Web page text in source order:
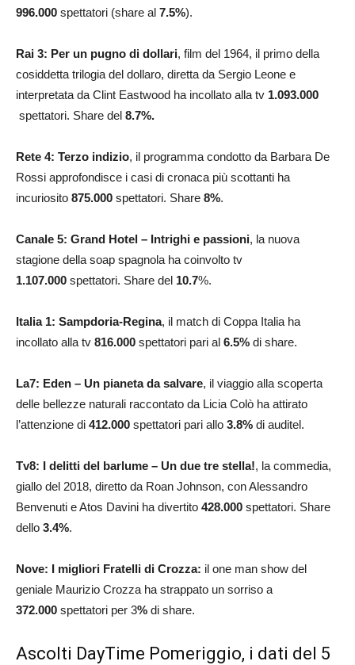
996.000 spettatori (share al 7.5%).
Rai 3: Per un pugno di dollari, film del 1964, il primo della
cosiddetta trilogia del dollaro, diretta da Sergio Leone e
interpretata da Clint Eastwood ha incollato alla tv 1.093.000
spettatori. Share del 8.7%.
Rete 4: Terzo indizio, il programma condotto da Barbara De
Rossi approfondisce i casi di cronaca più scottanti ha
incuriosito 875.000 spettatori. Share 8%.
Canale 5: Grand Hotel – Intrighi e passioni, la nuova
stagione della soap spagnola ha coinvolto tv
1.107.000 spettatori. Share del 10.7%.
Italia 1: Sampdoria-Regina, il match di Coppa Italia ha
incollato alla tv 816.000 spettatori pari al 6.5% di share.
La7: Eden – Un pianeta da salvare, il viaggio alla scoperta
delle bellezze naturali raccontato da Licia Colò ha attirato
l’attenzione di 412.000 spettatori pari allo 3.8% di auditel.
Tv8: I delitti del barlume – Un due tre stella!, la commedia,
giallo del 2018, diretto da Roan Johnson, con Alessandro
Benvenuti e Atos Davini ha divertito 428.000 spettatori. Share
dello 3.4%.
Nove: I migliori Fratelli di Crozza: il one man show del
geniale Maurizio Crozza ha strappato un sorriso a
372.000 spettatori per 3% di share.
Ascolti DayTime Pomeriggio, i dati del 5